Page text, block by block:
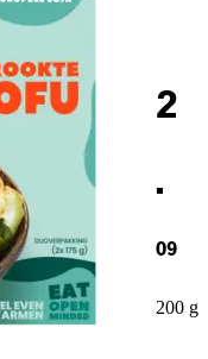
2
.
09
200 g